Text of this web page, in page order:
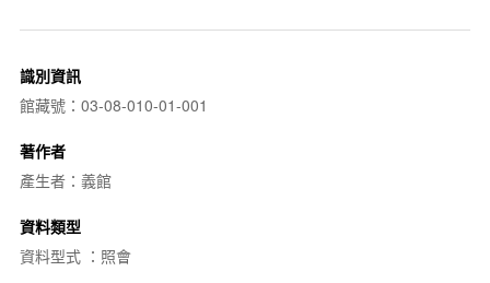
識別資訊
館藏號：03-08-010-01-001
著作者
產生者：義館
資料類型
資料型式 ：照會